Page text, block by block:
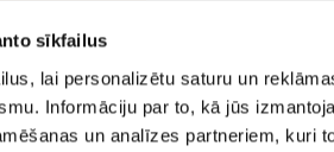
sīkfailus
lai personalizētu saturu un
Informāciju par to, kā jūs
un analīzes partneriem, kuri